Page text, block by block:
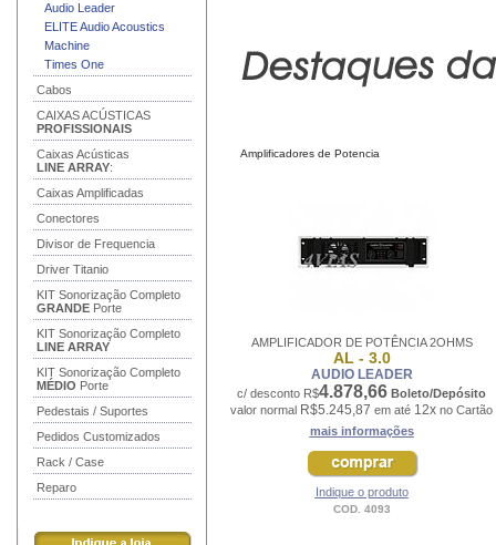
Audio Leader
ELITE Audio Acoustics
Machine
Times One
Cabos
CAIXAS ACÚSTICAS
PROFISSIONAIS
Caixas Acústicas
LINE ARRAY:
Caixas Amplificadas
Conectores
Divisor de Frequencia
Driver Titanio
KIT Sonorização Completo
GRANDE Porte
KIT Sonorização Completo
LINE ARRAY
KIT Sonorização Completo
MÉDIO Porte
Pedestais / Suportes
Pedidos Customizados
Rack / Case
Reparo
Amplificadores de Potencia
AMPLIFICADOR DE POTÊNCIA 2OHMS
AL - 3.0
AUDIO LEADER
c/ desconto R$4.878,66 Boleto/Depósito
valor normal R$5.245,87 em até 12x no Cartão
mais informações
Indique o produto
COD. 4093